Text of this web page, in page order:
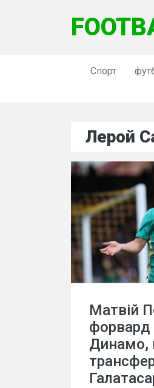
Спорт
Лерой
Матвій
форвард
Динамо,